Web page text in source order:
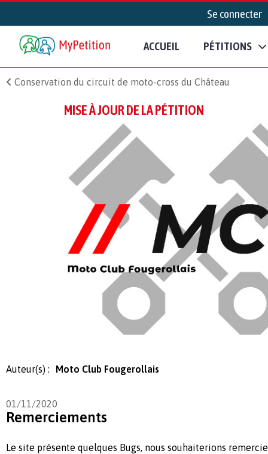
Se connecter
ACCUEIL PÉTITIONS
Conservation du circuit de moto-cross du Château
MISE À JOUR DE LA PÉTITION
Auteur(s) : Moto Club Fougerollais
01/11/2020
Remerciements
Le site présente quelques Bugs, nous souhaiterions